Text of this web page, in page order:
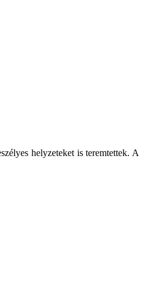
helyzeteket is teremtettek. A